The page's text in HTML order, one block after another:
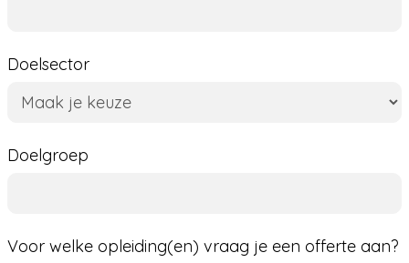
Doelsector
Doelgroep
Voor welke opleiding(en) vraag je een offerte aan?